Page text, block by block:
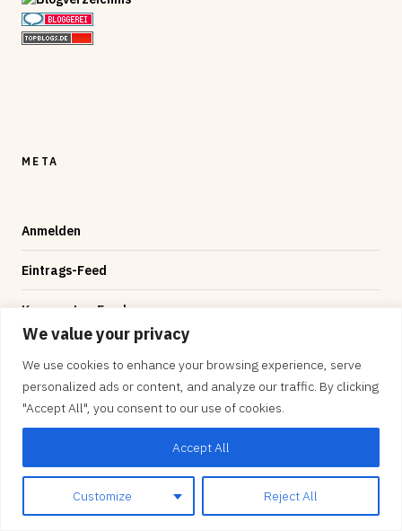
We value your privacy
We use cookies to enhance your browsing experience, serve
personalized ads or content, and analyze our traffic. By clicking
"Accept All", you consent to our use of cookies.
Customize Reject All
Accept All
META
Anmelden
Eintrags-Feed
Kommentar-Feed
© 2026 — byte-sized, Designed byEvolve Themesand
Proudly powered by